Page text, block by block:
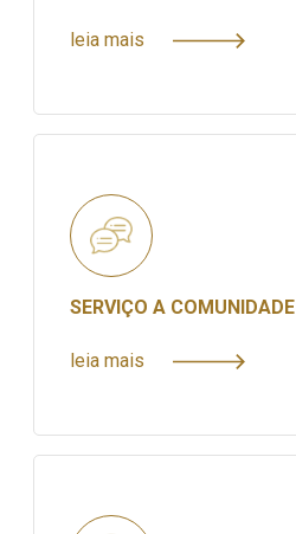
leia mais
SERVIÇO A COMUNIDADE
leia mais